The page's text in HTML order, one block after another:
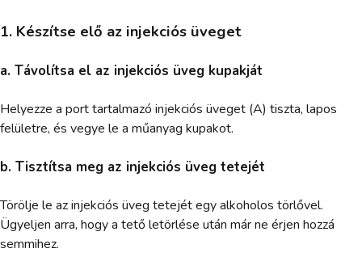
1. Készítse elő az injekciós üveget
a. Távolítsa el az injekciós üveg kupakját
Helyezze a port tartalmazó injekciós üveget (A) tiszta, lapos
felületre, és vegye le a műanyag kupakot.
b. Tisztítsa meg az injekciós üveg tetejét
Törölje le az injekciós üveg tetejét egy alkoholos törlővel.
Ügyeljen arra, hogy a tető letörlése után már ne érjen hozzá
semmihez.